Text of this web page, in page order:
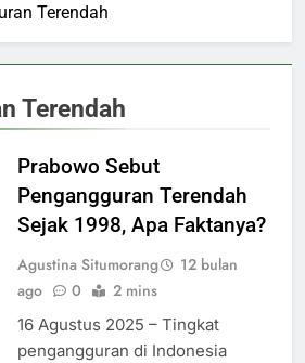
Terendah
Terendah
Prabowo Sebut
Pengangguran Terendah
Sejak 1998, Apa Faktanya?
Agustina Situmorang
12 bulan
ago
0 2 mins
16 Agustus 2025 – Tingkat
pengangguran di Indonesia